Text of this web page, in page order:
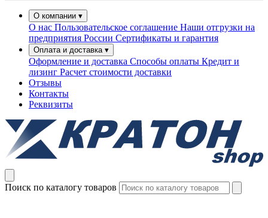
О компании ▾
О нас Пользовательское соглашение Наши отгрузки на
предприятия России Сертификаты и гарантия
Оплата и доставка ▾
Оформление и доставка Способы оплаты Кредит и
лизинг Расчет стоимости доставки
Отзывы
Контакты
Реквизиты
Поиск по каталогу товаров